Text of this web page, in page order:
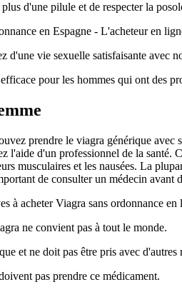
d'une pilule et de respecter la
en Espagne - L'acheteur en
d'une vie sexuelle satisfaisante avec
pour les hommes qui ont des
prendre le viagra générique
l'aide d'un professionnel de la
musculaires et les nausées. La
de consulter un médecin avant
à acheter Viagra sans ordonnance en
ne convient pas à tout le monde.
et ne doit pas être pris avec d'autres
pas prendre ce médicament.